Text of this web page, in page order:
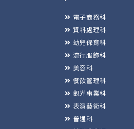
電子商務科
資料處理科
幼兒保育科
流行服飾科
美容科
餐飲管理科
觀光事業科
表演藝術科
普通科